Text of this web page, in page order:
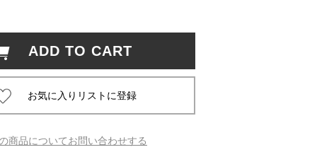
屋
店
ADD TO CART
商品についてお問い合わせする